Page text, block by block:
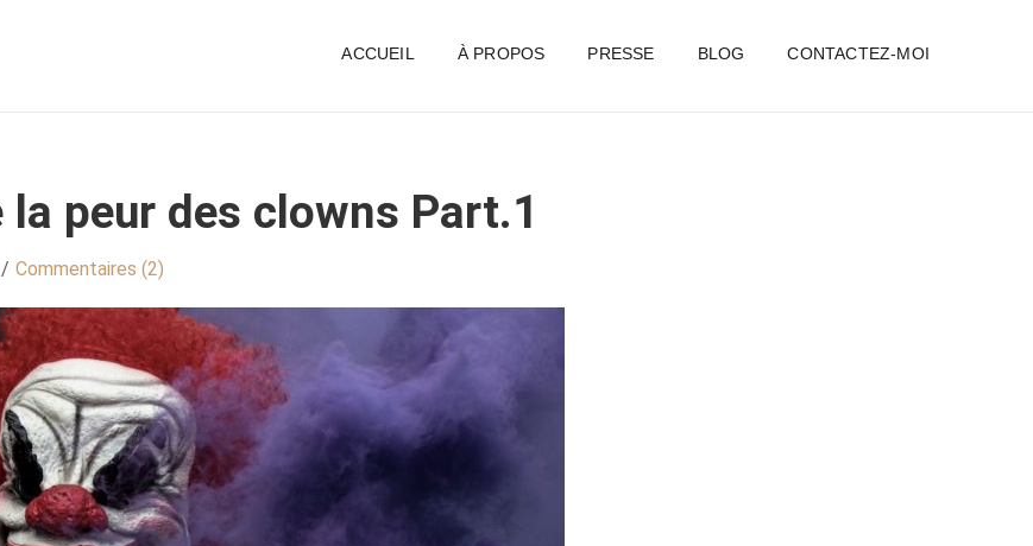
ACCUEIL À PROPOS PRESSE BLOG CONTACTEZ-MOI
peur des clowns Part.1
/ Commentaires (2)